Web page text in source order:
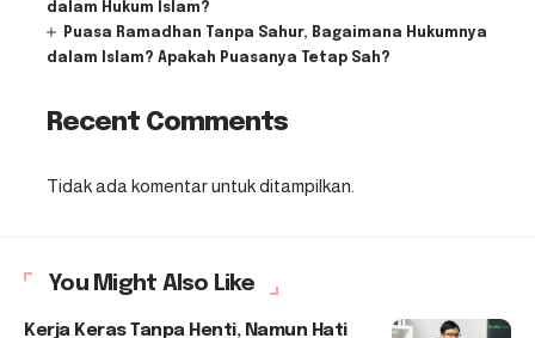
dalam Hukum Islam?
Puasa Ramadhan Tanpa Sahur, Bagaimana Hukumnya
dalam Islam? Apakah Puasanya Tetap Sah?
Recent Comments
Tidak ada komentar untuk ditampilkan.
You Might Also Like
Kerja Keras Tanpa Henti, Namun Hati